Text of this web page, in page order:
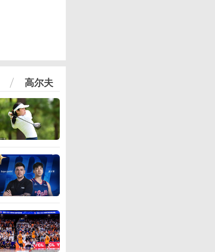
高尔夫